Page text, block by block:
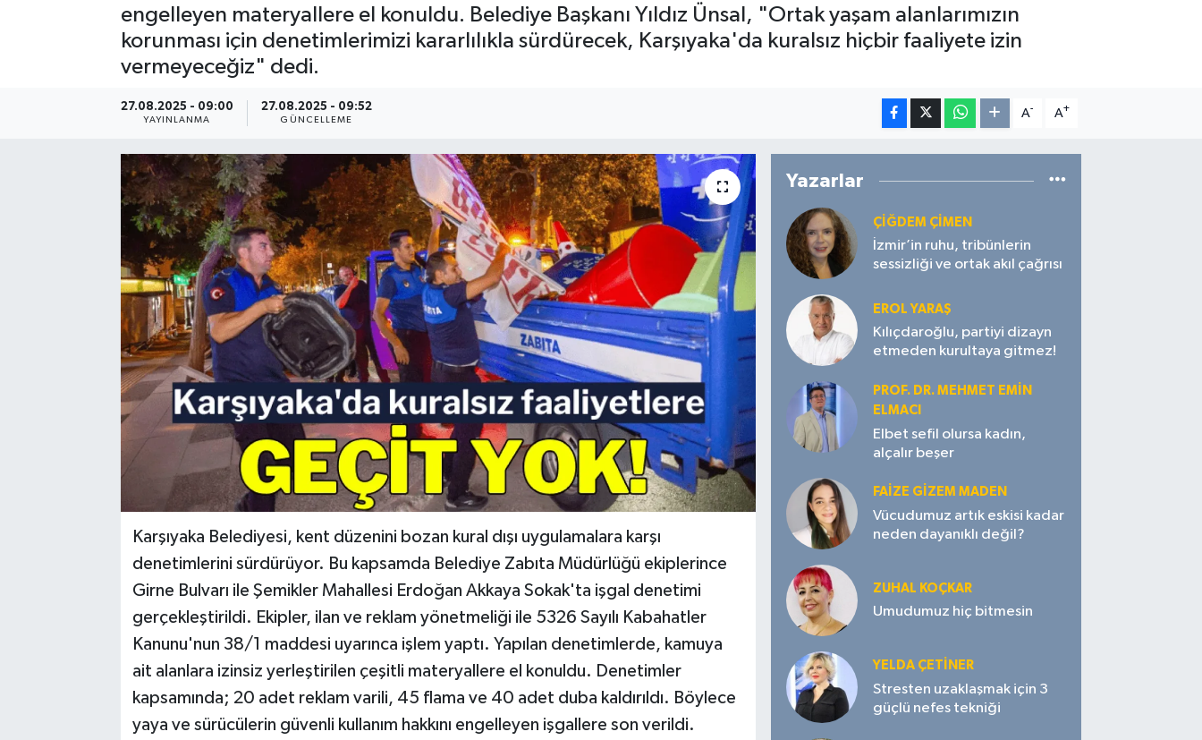
engelleyen materyallere el konuldu. Belediye Başkanı Yıldız Ünsal, "Ortak yaşam alanlarımızın
korunması için denetimlerimizi kararlılıkla sürdürecek, Karşıyaka'da kuralsız hiçbir faaliyete izin
vermeyeceğiz" dedi.
27.08.2025 - 09:00
YAYINLANMA
27.08.2025 - 09:52
GÜNCELLEME
A- A+
Karşıyaka Belediyesi, kent düzenini bozan kural dışı uygulamalara karşı
denetimlerini sürdürüyor. Bu kapsamda Belediye Zabıta Müdürlüğü ekiplerince
Girne Bulvarı ile Şemikler Mahallesi Erdoğan Akkaya Sokak'ta işgal denetimi
gerçekleştirildi. Ekipler, ilan ve reklam yönetmeliği ile 5326 Sayılı Kabahatler
Kanunu'nun 38/1 maddesi uyarınca işlem yaptı. Yapılan denetimlerde, kamuya
ait alanlara izinsiz yerleştirilen çeşitli materyallere el konuldu. Denetimler
kapsamında; 20 adet reklam varili, 45 flama ve 40 adet duba kaldırıldı. Böylece
yaya ve sürücülerin güvenli kullanım hakkını engelleyen işgallere son verildi.
Yazarlar
ÇIĞDEM ÇIMEN
İzmir’in ruhu, tribünlerin
sessizliği ve ortak akıl çağrısı
EROL YARAŞ
Kılıçdaroğlu, partiyi dizayn
etmeden kurultaya gitmez!
PROF. DR. MEHMET EMIN
ELMACI
Elbet sefil olursa kadın,
alçalır beşer
FAIZE GIZEM MADEN
Vücudumuz artık eskisi kadar
neden dayanıklı değil?
ZUHAL KOÇKAR
Umudumuz hiç bitmesin
YELDA ÇETİNER
Stresten uzaklaşmak için 3
güçlü nefes tekniği
Resmi Reklam
Röportajlar